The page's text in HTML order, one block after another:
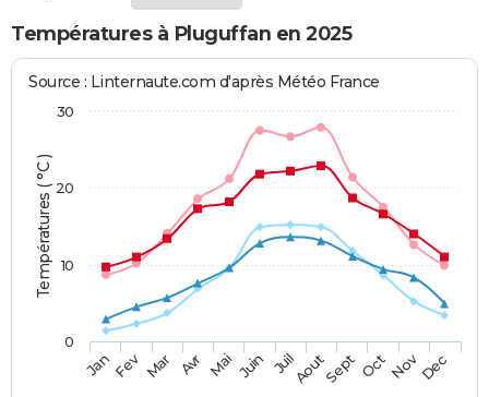
Températures à Pluguffan en 2025
Températures ( °C )
Source : Linternaute.com d'après Météo France
JanFev Mar Avr Mai Juin JuilAoutSept OctNovDec
0
10
20
30